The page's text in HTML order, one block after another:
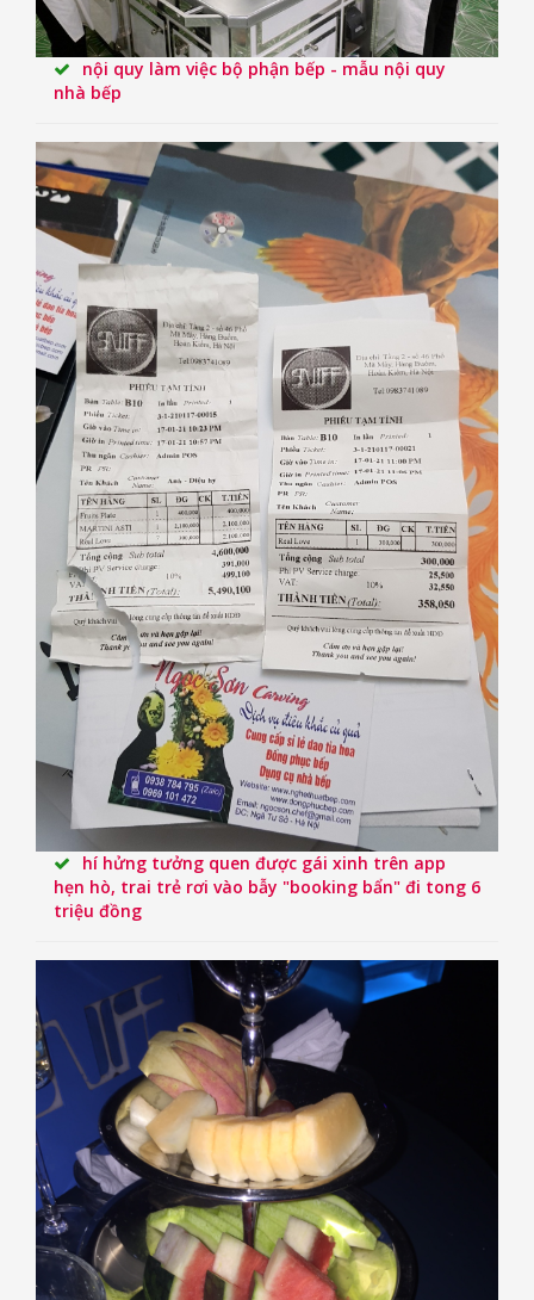
nội quy làm việc bộ phận bếp - mẫu nội quy
nhà bếp
hí hửng tưởng quen được gái xinh trên app
hẹn hò, trai trẻ rơi vào bẫy "booking bẩn" đi tong 6
triệu đồng